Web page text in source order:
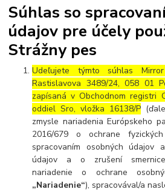
Súhlas so
údajov pre účely
Strážny pes
Udeľujete týmto súhlas
Rastislavova 3489/24, 058 01
zapísaná v Obchodnom registri
oddiel Sro, vložka 16138/P
zmysle nariadenia Európskeho
2016/679 o ochrane
spracovaním osobných údajov
údajov a o zrušení smernice
nariadenie o ochrane
„Nariadenie“), spracovával/a